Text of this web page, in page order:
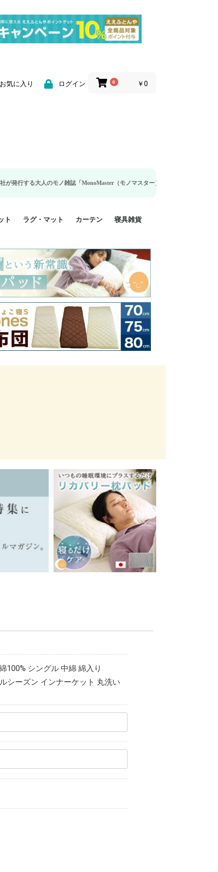
気に入り ログイン 0 ￥0
のモノ雑誌「MonoMaster（モノマスター）」の疲労回復・睡眠の向上特集に
掛け布団カバー
掛け布団カバー
ロング 掛け布団
ル 掛け布団カバ
掛け布団カバー
ング 掛け布団カ
掛け布団カバー
け布団カバー
敷布団カバー
グル 敷布団カバ
敷布団カバー
ロング 敷布団カ
敷布団カバー
枕カバー
枕カバー
枕カバー
枕カバー
BOXシーツ
ロング BOXシー
ル BOXシーツ
BOXシーツ
ロング BOXシー
点セット
点セット
ト
ズ
イズ
サイズ
ズ
100%
ラグ・マット カーテン
既成カーテンのサイズ
遮光カーテン
レース・シアーカーテン
Disney ディズニーカーテ
ン
MOOMIN ムーミンカーテ
ン
PEANUTS ピーナツカー
テン (SNOOPY スヌーピ
ー)
寝具雑貨
美容・化粧品
シルク寝具・雑貨
HURONテクノロジー リ
カバリー寝具
ソファカバー
ひざ掛け
パジャマ
クッション
玄関・フロアーマット
ペット用ベッド
インテリア
その他寝具雑貨
100% シングル 中綿 綿入り
シーズン インナーケット 丸洗い